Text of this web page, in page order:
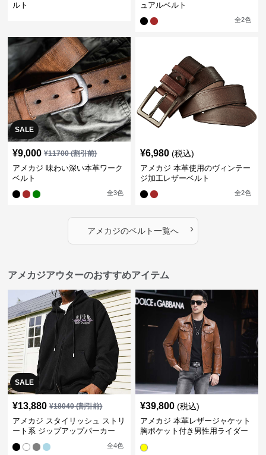
ルト
ュアルベルト
全2色
SALE
¥9,000 ¥11700(割引前)
アメカジ 味わい深い本革ワーク
ベルト
全3色
¥6,980 (税込)
アメカジ 本革使用のヴィンテー
ジ加工レザーベルト
全2色
アメカジのベルト一覧へ ›
アメカジアウターのおすすめアイテム
SALE
¥13,880 ¥18040(割引前)
アメカジ スタイリッシュ ストリ
ート系 ジップアップパーカー
全4色
¥39,800 (税込)
アメカジ 本革レザージャケット
胸ポケット付き男性用ライダー